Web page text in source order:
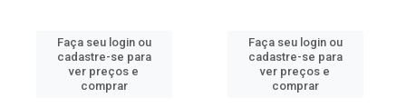
Faça seu login ou
cadastre-se para
ver preços e
comprar
Faça seu login ou
cadastre-se para
ver preços e
comprar